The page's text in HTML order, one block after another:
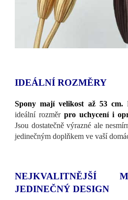
IDEÁLNÍ ROZMĚRY
Spony mají velikost až 53 cm.
ideální rozměr pro uchycení i
Jsou dostatečně výrazné ale
jedinečným doplňkem ve vaší
NEJKVALITNĚJŠÍ
JEDINEČNÝ DESIGN